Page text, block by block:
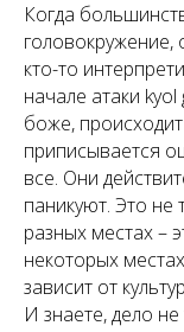
Когда
головокружение,
кто-то
начале атаки
боже,
приписывается
все. Они
паникуют. Это не
разных местах –
некоторых
зависит от
И знаете, дело